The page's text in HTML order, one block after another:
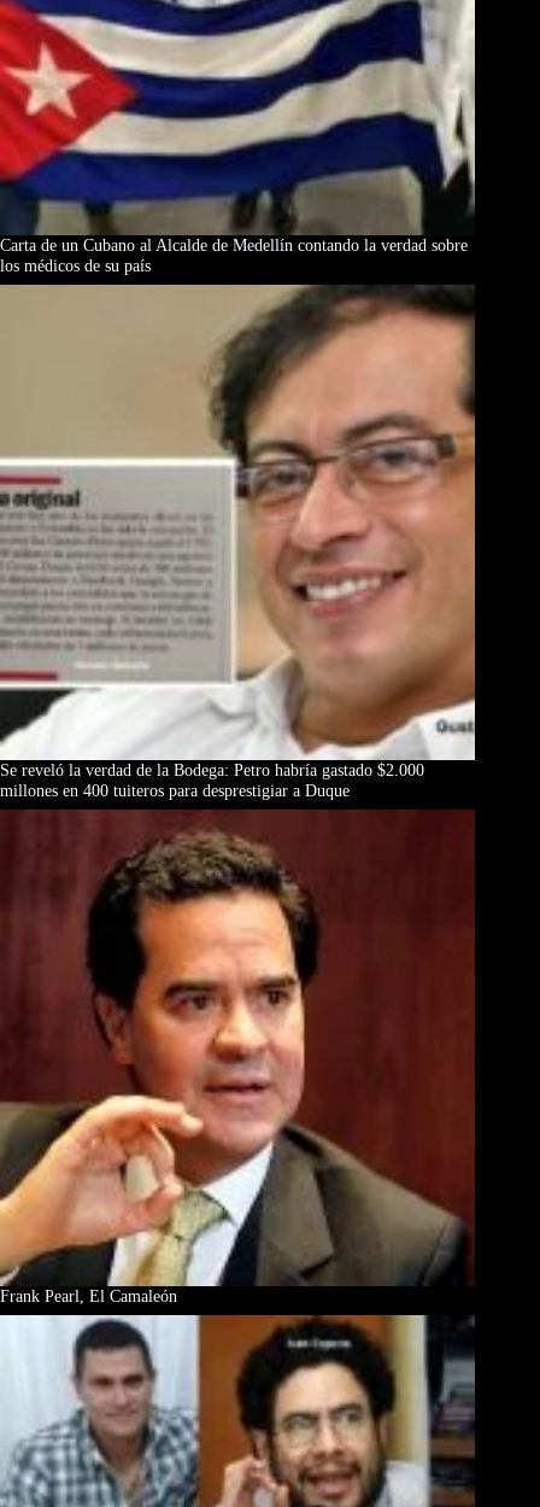
Carta de un Cubano al Alcalde de Medellín contando la verdad sobre
los médicos de su país
Se reveló la verdad de la Bodega: Petro habría gastado $2.000
millones en 400 tuiteros para desprestigiar a Duque
Frank Pearl, El Camaleón